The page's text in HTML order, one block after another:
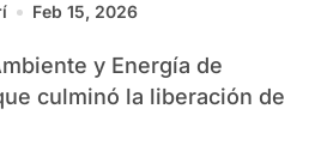
Feb 15, 2026
culminó la liberación de